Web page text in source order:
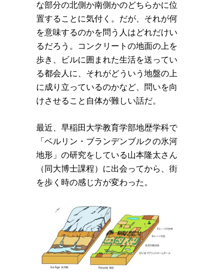
な部分の北側か南側かのどちらかに位
置することに気付く。だが、それが何
を意味するのかを問う人はどれだけい
るだろう。コンクリートの地面の上を
歩き、ビルに囲まれた生活を送ってい
る都会人に、それがどういう地盤の上
に成り立っているのかなど、問いを向
けさせること自体が難しい話だ。
最近、早稲田大学教育学部地歴学科で
「ベルリン・ブランデンブルクの氷河
地形」の研究をしている山本隆太さん
（同大博士課程）に出会ってから、街
を歩く時の感じ方が変わった。